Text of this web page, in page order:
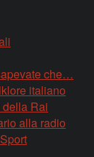
che…
italiano
Rai
alla radio